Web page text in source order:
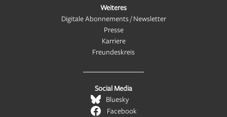
Weiteres
Digitale Abonnements / Newsletter
Presse
Karriere
Freundeskreis
Social Media
Bluesky
Facebook